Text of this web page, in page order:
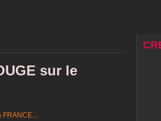
sur le